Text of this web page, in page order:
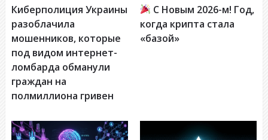
Киберполиция Украины
разоблачила
мошенников, которые
под видом интернет-
ломбарда обманули
граждан на
полмиллиона гривен
С Новым 2026-м! Год,
когда крипта стала
«базой»